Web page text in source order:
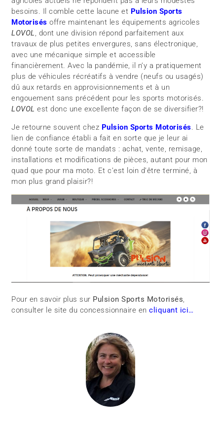
besoins. Il comble cette lacune et Pulsion Sports
Motorisés offre maintenant les équipements agricoles
LOVOL, dont une division répond parfaitement aux
travaux de plus petites envergures, sans électronique,
avec une mécanique simple et accessible
financièrement. Avec la pandémie, il n’y a pratiquement
plus de véhicules récréatifs à vendre (neufs ou usagés)
dû aux retards en approvisionnements et à un
engouement sans précédent pour les sports motorisés.
LOVOL est donc une excellente façon de se diversifier?!
Je retourne souvent chez Pulsion Sports Motorisés. Le
lien de confiance établi a fait en sorte que je leur ai
donné toute sorte de mandats : achat, vente, remisage,
installations et modifications de pièces, autant pour mon
quad que pour ma moto. Et c’est loin d’être terminé, à
mon plus grand plaisir?!
Pour en savoir plus sur Pulsion Sports Motorisés,
consulter le site du concessionnaire encliquant ici…